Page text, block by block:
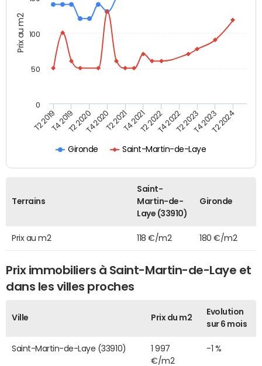
Prix au m2
Gironde Saint-Martin-de-Laye
T2 2019T4 2019T2 2020T4 2020T2 2021T4 2021T2 2022T4 2022T2 2023T4 2023T2 2024
0
50
100
Terrains
Saint-
Martin-de-
Laye (33910)
Gironde
Prix au m2 118 €/m2 180 €/m2
Prix immobiliers à Saint-Martin-de-Laye et
dans les villes proches
Ville Prix du m2
Evolution
sur 6 mois
Saint-Martin-de-Laye (33910)
1 997
€/m2
-1 %